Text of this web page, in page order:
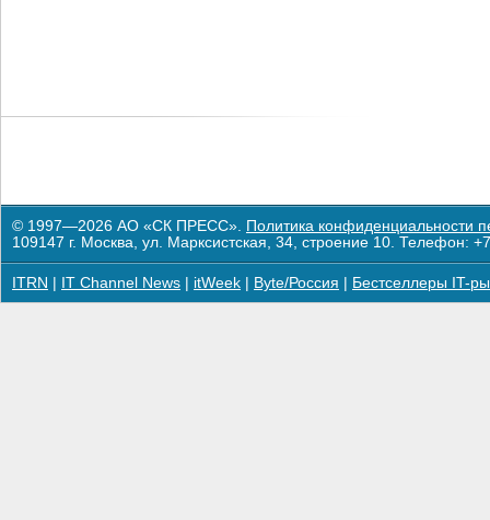
© 1997—2026 АО «СК ПРЕСС». Политика конфиденциальности
109147 г. Москва, ул. Марксистская, 34, строение 10. Телефон:
ITRN IT Channel News itWeek Byte/Россия Бестселлеры IT-